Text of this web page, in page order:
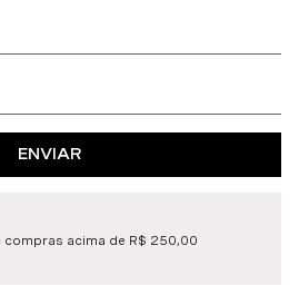
ENVIAR
compras acima de R$ 250,00